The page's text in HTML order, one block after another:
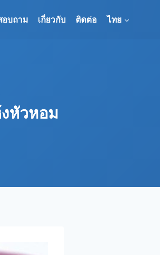
อบถาม เกี่ยวกับ ติดต่อ ไทย
หัวหอม